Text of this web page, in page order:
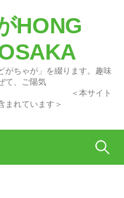
HONG
がちゃが」を綴ります。趣味
て、ご陽気
サイト
まれています＞
検